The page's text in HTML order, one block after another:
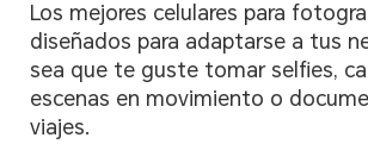
Los mejores celulares para
diseñados para adaptarse a tus
sea que te guste tomar selfies,
escenas en movimiento o
viajes.